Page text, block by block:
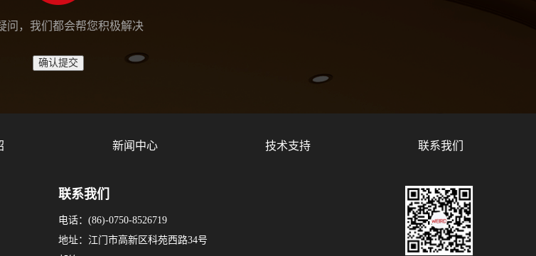
问，我们都会帮您积极解决
新闻中心 技术支持 联系我们
联系我们
电话：(86)-0750-8526719
地址：江门市高新区科苑西路34号